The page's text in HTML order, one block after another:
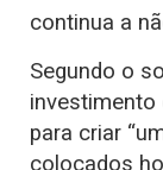
continua a
Segundo o
investimento
para criar
colocados